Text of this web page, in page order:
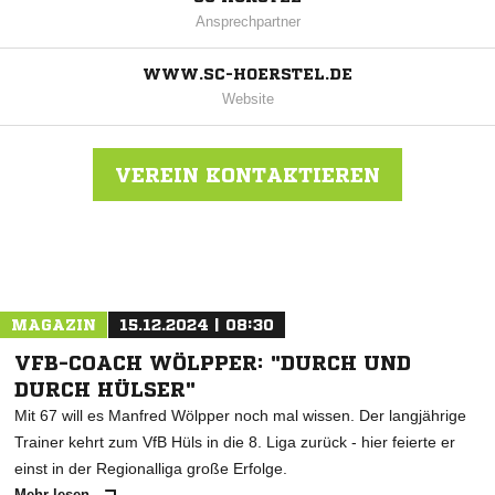
Ansprechpartner
WWW.SC-HOERSTEL.DE
Website
VEREIN KONTAKTIEREN
MAGAZIN 15.12.2024 | 08:30
VFB-COACH WÖLPPER: "DURCH UND
DURCH HÜLSER"
Mit 67 will es Manfred Wölpper noch mal wissen. Der langjährige
Trainer kehrt zum VfB Hüls in die 8. Liga zurück - hier feierte er
einst in der Regionalliga große Erfolge.